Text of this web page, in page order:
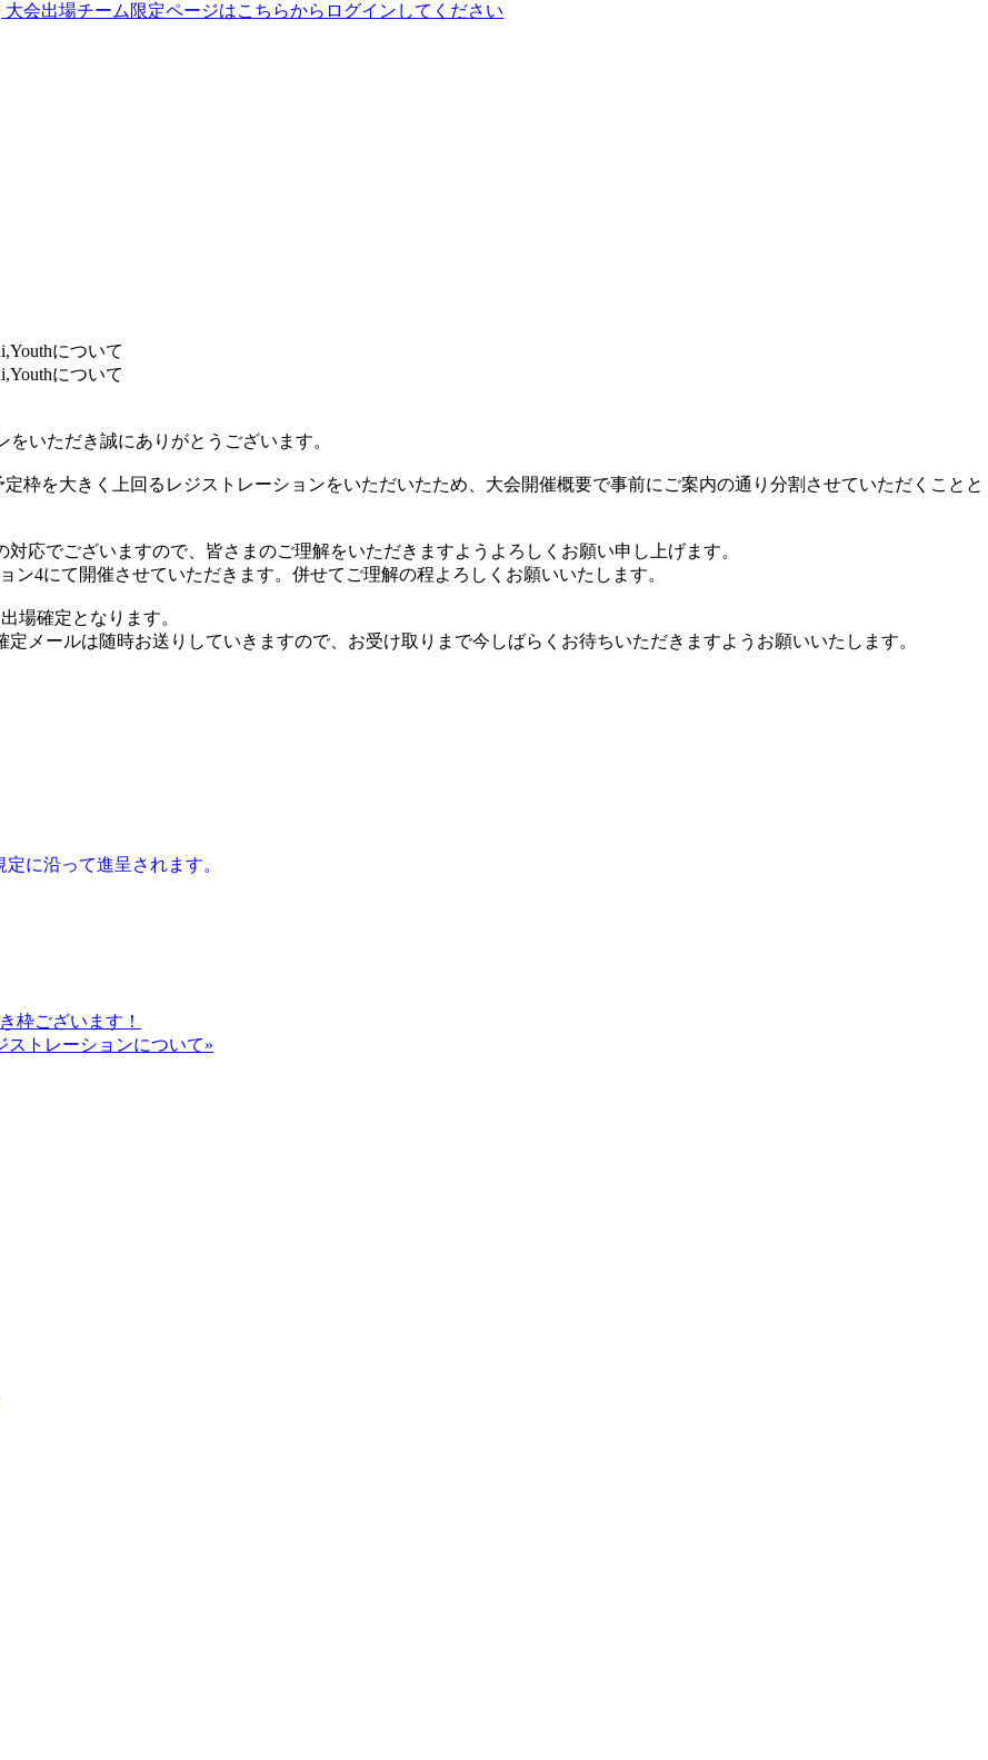
大会出場チーム限定ページはこちらからログインしてください
について
について
をいただき誠にありがとうございます。
定枠を大きく上回るレジストレーションをいただいたため、大会開催概要で事前にご案内の通り分割させていただくことと
応でございますので、皆さまのご理解をいただきますようよろしくお願い申し上げます。
ン4にて開催させていただきます。併せてご理解の程よろしくお願いいたします。
場確定となります。
メールは随時お送りしていきますので、お受け取りまで今しばらくお待ちいただきますようお願いいたします。
に沿って進呈されます。
枠ございます！
ストレーションについて»